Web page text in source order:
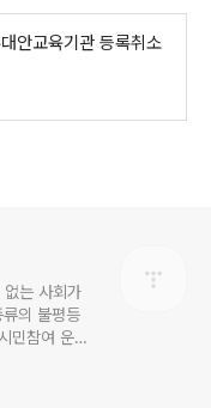
안교육기관 등록취소
는 사회가
의 불평등
민참여 운